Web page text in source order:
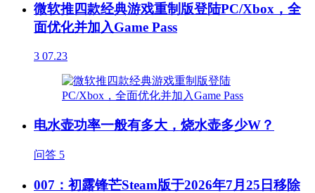
微软推四款经典游戏重制版登陆PC/Xbox，全
面优化并加入Game Pass
3 07.23
电水壶功率一般有多大，烧水壶多少W？
问答 5
007：初露锋芒Steam版于2026年7月25日移除